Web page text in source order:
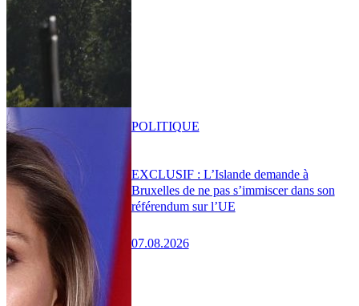
EXCLUSIF : L’Islande demande à
Bruxelles de ne pas s’immiscer dans son
référendum sur l’UE
07.08.2026
POLITIQUE